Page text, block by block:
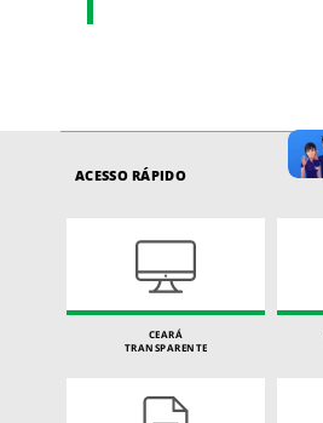
ACESSO RÁPIDO
CEARÁ
TRANSPARENTE